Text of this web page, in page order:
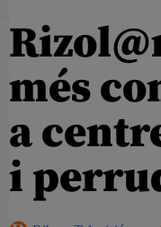
més
a
i